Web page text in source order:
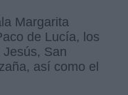
Margarita
de Lucía, los
San
así como el